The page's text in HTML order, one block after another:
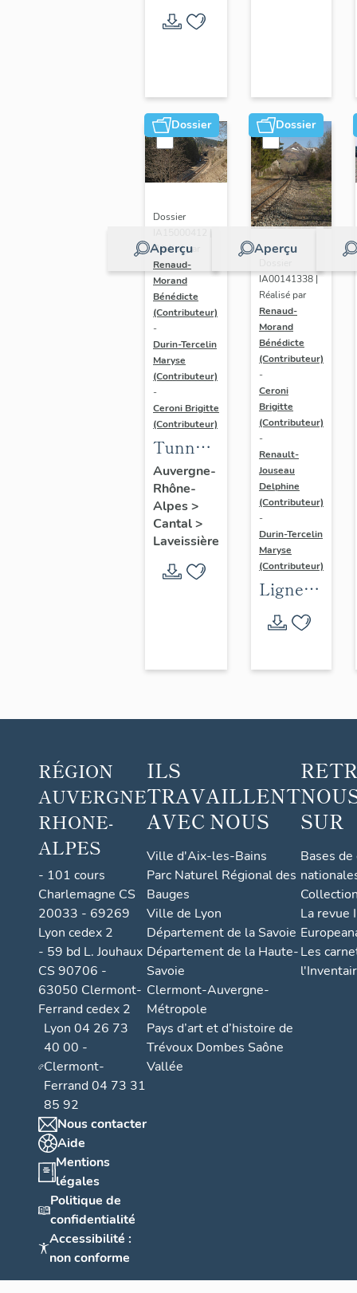
Dossier
Aperçu
Dossier
IA15000412 |
Réalisé par
Renaud-
Morand
Bénédicte
(Contributeur)
-
Durin-Tercelin
Maryse
(Contributeur)
-
Ceroni Brigitte
(Contributeur)
Tunnel
du
Lioran
Auvergne-
Rhône-
Alpes>
Cantal>
Laveissière
Dossier
Aperçu
IA00141338 |
Réalisé par
Renaud-
Morand
Bénédicte
(Contributeur)
-
Ceroni
Brigitte
(Contributeur)
-
Renault-
Jouseau
Delphine
(Contributeur)
-
Durin-Tercelin
Maryse
(Contributeur)
Ligne
Arvant -
Maurs -
RÉGION
AUVERGNE
RHONE-
ALPES
- 101 cours
Charlemagne CS
20033 - 69269
Lyon cedex 2
- 59 bd L. Jouhaux
CS 90706 -
63050 Clermont-
Ferrand cedex 2
Lyon 04 26 73
40 00 -
Clermont-
Ferrand 04 73 31
85 92
Nous contacter
Aide
Mentions
légales
Politique de
confidentialité
Accessibilité :
non conforme
ILS
TRAVAILLENT
AVEC NOUS
Ville d'Aix-les-Bains
Parc Naturel Régional des
Bauges
Ville de Lyon
Département de la Savoie
Département de la Haute-
Savoie
Clermont-Auvergne-
Métropole
Pays d’art et d’histoire de
Trévoux Dombes Saône
Vallée
SUR
Bases
La revue
Les